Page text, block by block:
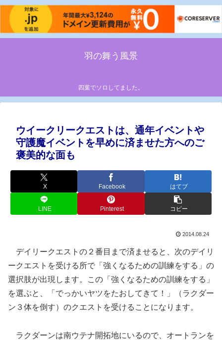
羽の舞う風景
四葉でソロしてました。
ウイークリークエストは、通年イベントや
守護魔イベントを早めに済ませた方へのご
褒美的な面も
X Facebook はてブ
LINE Pinterest コピー
2014.08.24
デイリークエストの２番目まで済ませると、次のデイリ
ークエストを受ける所で「強くなるための訓練をする」の
選択肢が出現します。この「強くなるための訓練をする」
を選ぶと、「でっかいヤツをたおしてきて！」（ラクダー
ン３体を倒す）のクエストを受けることになります。
ラクダーンは南ウテナ開拓地にいるので、オートランを